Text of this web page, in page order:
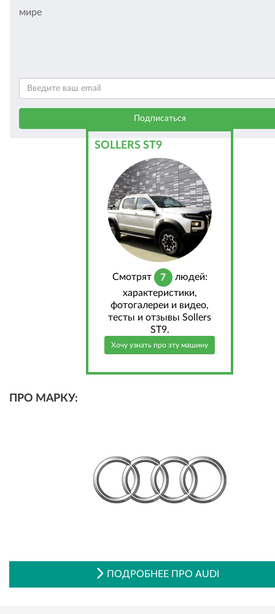
мире
SOLLERS ST9
Cмотрят 7
людей:
характеристики,
фотогалереи и видео,
тесты и отзывы Sollers
ST9.
Хочу узнать про эту машину
ПРО МАРКУ:
ПОДРОБНЕЕ ПРО AUDI